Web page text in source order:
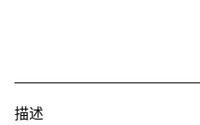
描述